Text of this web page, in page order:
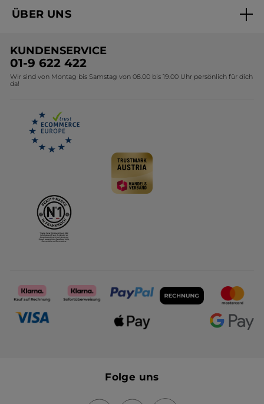
Black Friday Yves Rocher
Geschenkideen Yves Rocher
Kollektion Monoi Yves Rocher
ÜBER UNS
Umweltstiftung YR
Affiliate Programm
KUNDENSERVICE
01-9 622 422
Wir sind von Montag bis Samstag von 08.00 bis 19.00 Uhr persönlich für dich
da!
Folge uns